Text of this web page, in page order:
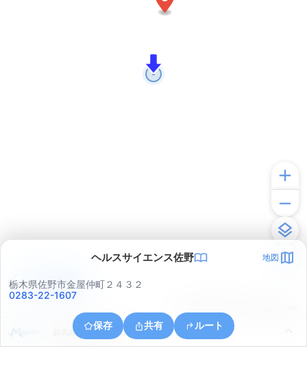
ヘルスサイエンス佐野 地図
栃木県佐野市金屋仲町２４３２
0283-22-1607
保存 共有 ルート
群馬県館林市大島町
アプリで見る